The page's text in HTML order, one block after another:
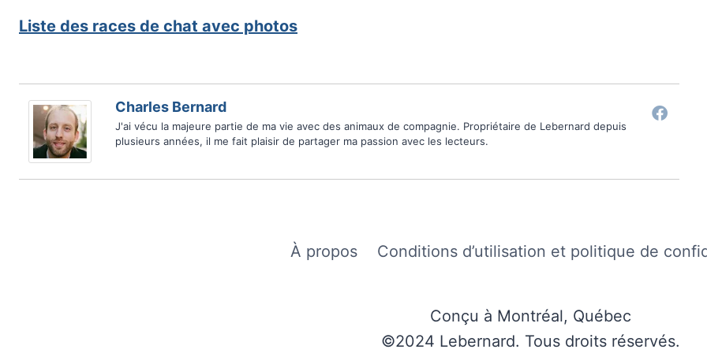
Liste des races de chat avec photos
Charles Bernard
J'ai vécu la majeure partie de ma vie avec des animaux de compagnie. Propriétaire de Lebernard depuis
plusieurs années, il me fait plaisir de partager ma passion avec les lecteurs.
À propos Conditions d’utilisation et politique de
Conçu à Montréal, Québec
©2024 Lebernard. Tous droits réservés.